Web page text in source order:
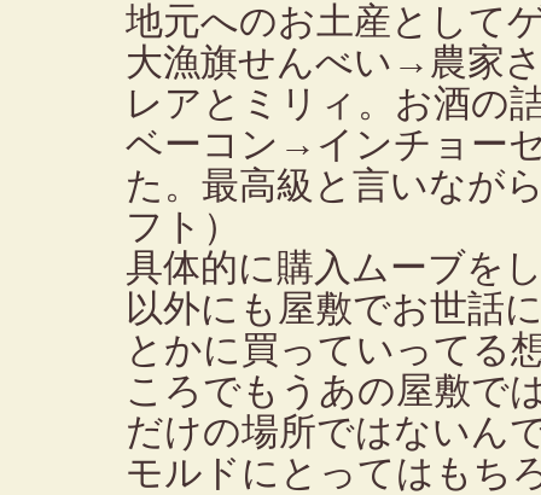
地元へのお土産として
大漁旗せんべい→農家
レアとミリィ。お酒の
ベーコン→インチョー
た。最高級と言いなが
フト）
具体的に購入ムーブを
以外にも屋敷でお世話
とかに買っていってる
ころでもうあの屋敷で
だけの場所ではないん
モルドにとってはもち